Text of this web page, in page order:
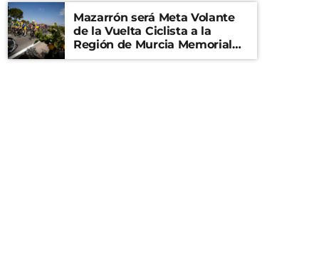
Mazarrón será Meta Volante
de la Vuelta Ciclista a la
Región de Murcia Memorial
Mariano Rojas